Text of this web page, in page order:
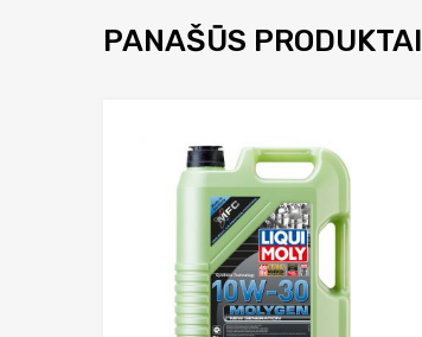
PANAŠŪS PRODUKTAI